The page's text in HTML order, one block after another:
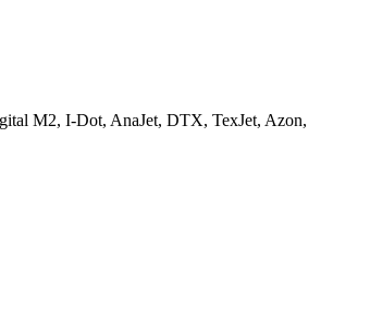
M2, I-Dot, AnaJet, DTX, TexJet, Azon,